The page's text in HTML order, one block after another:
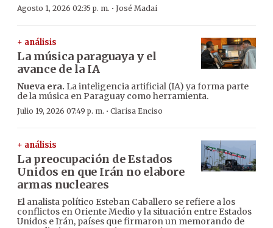
Agosto 1, 2026 02:35 p. m. · José Madai
+ análisis
La música paraguaya y el
avance de la IA
Nueva era. La inteligencia artificial (IA) ya forma parte
de la música en Paraguay como herramienta.
Julio 19, 2026 07:49 p. m. · Clarisa Enciso
+ análisis
La preocupación de Estados
Unidos en que Irán no elabore
armas nucleares
El analista político Esteban Caballero se refiere a los
conflictos en Oriente Medio y la situación entre Estados
Unidos e Irán, países que firmaron un memorando de